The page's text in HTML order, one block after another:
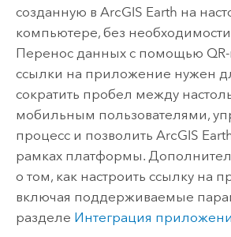
созданную в ArcGIS Earth на
компьютере, без
Перенос данных с помощью
ссылки на приложение нужен
сократить пробел между
мобильным пользователями,
процесс и позволить ArcGIS
рамках платформы.
о том, как настроить ссылку на
включая поддерживаемые
разделе Интеграция